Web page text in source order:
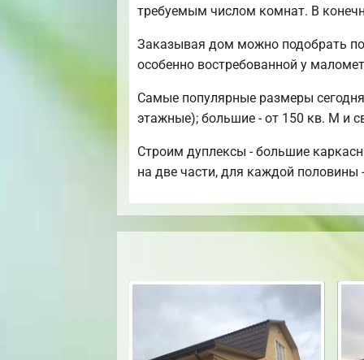
требуемым числом комнат. В
Заказывая дом можно подобрать
особенно востребованной у
Самые популярные размеры
этажные); большие - от 150 кв. М и
Строим дуплексы - большие
на две части, для каждой половины